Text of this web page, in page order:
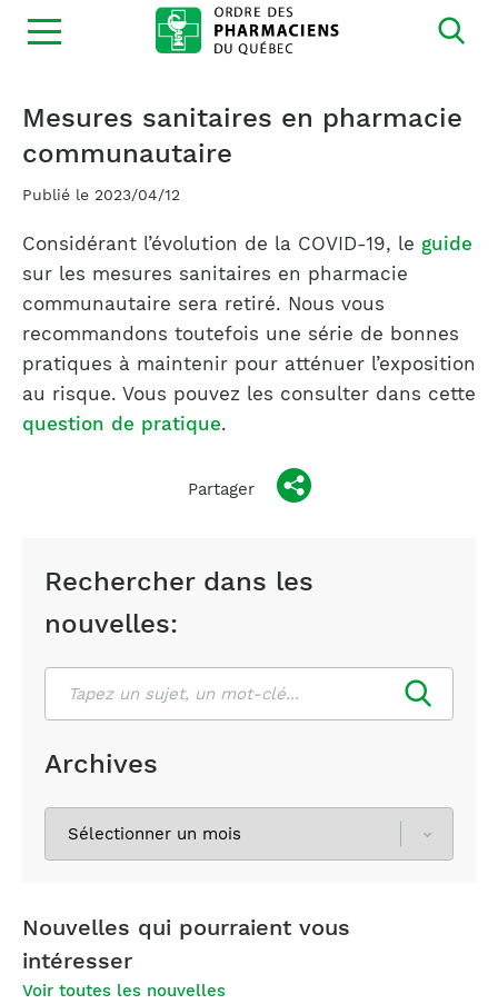
Ouvrir
la
Rechercher dans les
nouvelles:
Archives
Mesures sanitaires en pharmacie
communautaire
Publié le 2023/04/12
Considérant l’évolution de la COVID-19, le guide
sur les mesures sanitaires en pharmacie
communautaire sera retiré. Nous vous
recommandons toutefois une série de bonnes
pratiques à maintenir pour atténuer l’exposition
au risque. Vous pouvez les consulter dans cette
question de pratique.
Partager
Nouvelles qui pourraient vous
intéresser
Voir toutes les nouvelles